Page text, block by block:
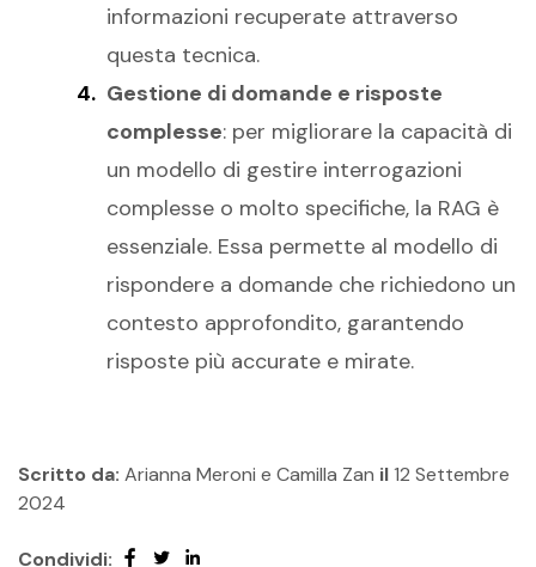
informazioni recuperate attraverso
questa tecnica.
Gestione di domande e risposte
complesse: per migliorare la capacità di
un modello di gestire interrogazioni
complesse o molto specifiche, la RAG è
essenziale. Essa permette al modello di
rispondere a domande che richiedono un
contesto approfondito, garantendo
risposte più accurate e mirate.
Scritto da: Arianna Meroni e Camilla Zan il12 Settembre
2024
Condividi: